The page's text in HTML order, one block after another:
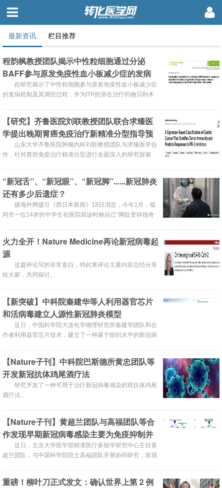
最新资讯 栏目推荐
程韵枫教授团队揭示中性粒细胞通过分泌
BAFF参与原发免疫性血小板减少症的发病
机制此研究揭示了中性粒细胞参与原发免疫性血小板减少症
的发病机制及其调控过程，并为ITP的潜在治疗药物贝利木
【研究】齐鲁医院刘联教授团队联合求臻医
学提出晚期胃癌免疫治疗新精准分型指导预
山东大学齐鲁医院肿瘤内科刘联教授团队与求臻医学合
作，针对胃癌免疫治疗精准分型进行全面深入的研究探索
“新冠舌”、“新冠眼”、“新冠脚”......新冠肺炎
还有多少后遗症？
据海外网援引《西日本新闻》18日消息，今年1月，福
冈市一位14岁的中学生在医院就诊时称自己“脚趾变得很奇
的教室出现了多名确诊患者。该学生在家中疗养时发烧到38
度，还头疼、咳嗽，这些症状一天就好转了。可烧退2天
后，脚趾开始肿，一个月都未见好转。
火力全开！Nature Medicine再论新冠病毒起
源
这篇评论写的非常直白，特此将评论主要内容总结分享
给大家，共同探讨。
【新突破】中科院秦建华等人利用器官芯片
和活病毒建立人源性新冠肺炎模型
近日，中国科学院大连化学物理研究所秦建华团队和合
作者利用器官芯片技术，建立了一种基于组织水平的新冠病
【Nature子刊】中科院巴斯德所黄忠团队等
开发新冠抗体鸡尾酒疗法
研究开发了一种可用于治疗新冠病毒感染的双抗体鸡尾
酒疗法。
【Nature子刊】黄超兰团队与高福团队等合
作发现早期新冠病毒感染主要为免疫抑制并
或存在“两阶段”机制
近日，北京大学医学部精准医疗多组学研究中心主任黄
超兰团队，与中国科学院院士高福团队开展协同研究，发现
重磅！柳叶刀正式发文：确认世界上第 2 例